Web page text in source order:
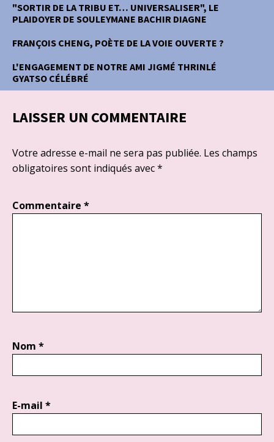
"SORTIR DE LA TRIBU ET… UNIVERSALISER", LE
PLAIDOYER DE SOULEYMANE BACHIR DIAGNE
FRANÇOIS CHENG, POÈTE DE LA VOIE OUVERTE ?
L'ENGAGEMENT DE NOTRE AMI JIGMÉ THRINLÉ
GYATSO CÉLÉBRÉ
LAISSER UN COMMENTAIRE
Votre adresse e-mail ne sera pas publiée. Les champs
obligatoires sont indiqués avec*
Commentaire *
Nom *
E-mail *